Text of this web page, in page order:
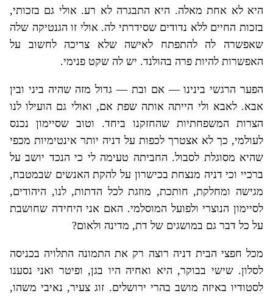
היא לא אחת מאלה. היא התבגרה לא רע. אולי גם בזכותי,
בזכות החיים ללא נדודים שסידרתי לה. אולי זו הגנטיקה שלה
שאפשרה לה להתפתח לאישה שלא צריכה לחשוב על
האפשרות להיות פרה בהולנד. יש לה שקט פנימי.
הפער הרגשי בינינו — אם ובת — גדול מזה שהיה ביני ובין
אבא. לאבא ולי הייתה אותה שפת אם, ואולי גם הועילו לנו
הצרות המשפחתיות שהחזקנו ביחד. וטוב שסיימון נכנס
לעולמי, כך לא אצטרך לכפות על דניה יותר אינטימיות מכפי
שהיא מסוגלת לסבול. החביתה טעימה לי כי הנכד יושב על
ברכיי וכי דניה מנצחת בכישרון על להקת האנשים שבמטבח,
מגישה ומחלקת, חותכת, מוזגת לכל הדתות, לנו, היהודים,
לסיימון הנוצרי ולפועל המוסלמי. האם אני היחידה שחושבת
על כל דבר גם במושגים של דת, מדינה ולאום?
מכל חפצי הבית דניה רוצה רק את התמונה התלויה בכניסה
לסלון. שישי בבוקר, היא ואחיה היו בגן, ופיטר ואני נסענו
לסטודיו באיזה מושב בהרי ירושלים. זוג צעיר, נאיבי משהו,